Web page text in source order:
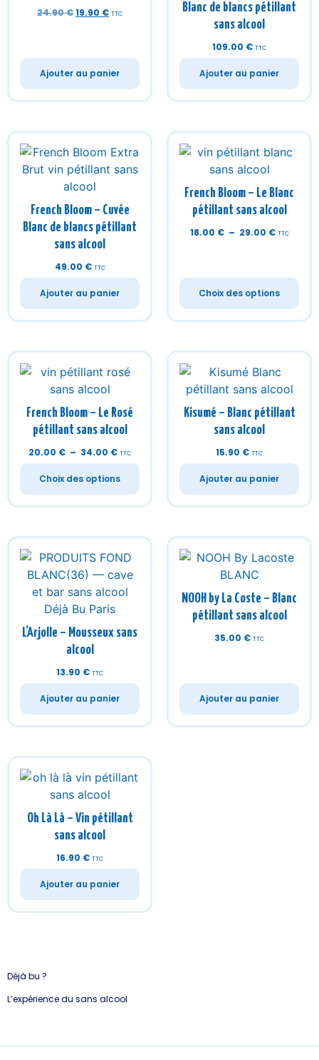
24.90€19.90 € TTC
Ajouter au panier
Blanc de blancs pétillant
sans alcool
109.00 € TTC
Ajouter au panier
French Bloom – Cuvée
Blanc de blancs pétillant
sans alcool
49.00 € TTC
Ajouter au panier
French Bloom – Le Blanc
pétillant sans alcool
18.00 € – 29.00 € TTC
Choix des options
French Bloom – Le Rosé
pétillant sans alcool
20.00 € – 34.00 € TTC
Choix des options
Kisumé – Blanc pétillant
sans alcool
15.90 € TTC
Ajouter au panier
L’Arjolle – Mousseux sans
alcool
13.90 € TTC
Ajouter au panier
NOOH by La Coste – Blanc
pétillant sans alcool
35.00 € TTC
Ajouter au panier
Oh Là Là – Vin pétillant
sans alcool
16.90 € TTC
Ajouter au panier
Déjà bu ?
L’expérience du sans alcool